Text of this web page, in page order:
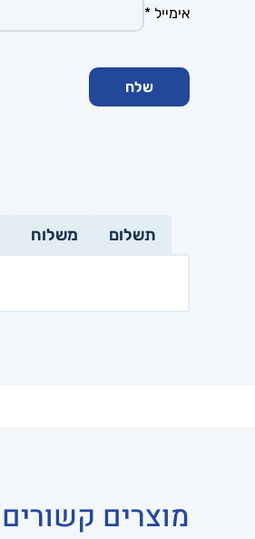
אימייל *
תשלום משלוח
מוצרים קשורים